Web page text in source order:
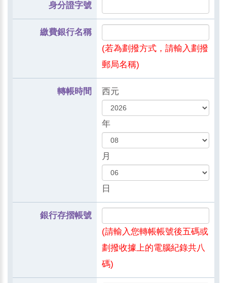
身分證字號
繳費銀行名稱
(若為劃撥方式，請輸入劃撥
郵局名稱)
轉帳時間 西元
年
月
日
銀行存摺帳號
(請輸入您轉帳帳號後五碼或
劃撥收據上的電腦紀錄共八
碼)